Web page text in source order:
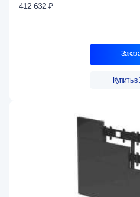
412 632 ₽
Купить в